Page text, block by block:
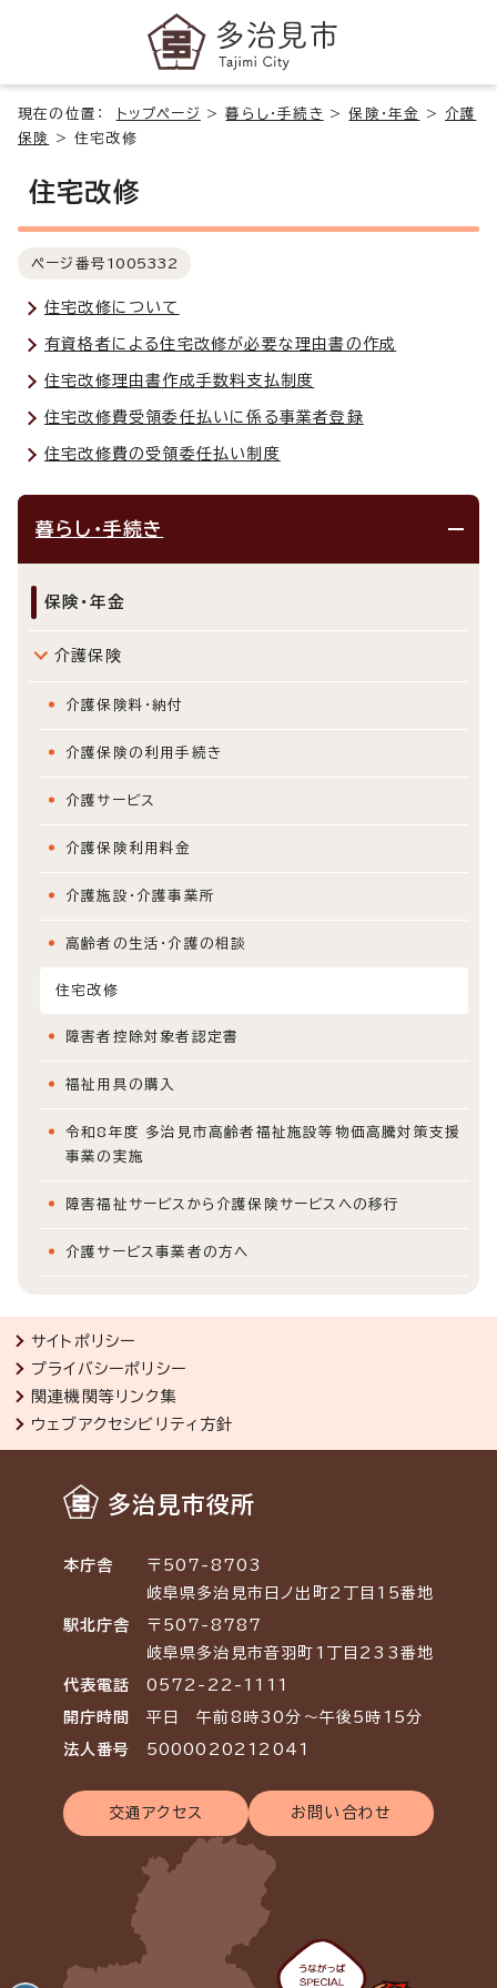
現在の位置： トップページ >暮らし・手続き >保険・年金 > 介護
保険
>住宅改修
住宅改修
ページ番号 1005332
住宅改修について
有資格者による住宅改修が必要な理由書の作成
住宅改修理由書作成手数料支払制度
住宅改修費受領委任払いに係る事業者登録
住宅改修費の受領委任払い制度
暮らし・手続き
保険・年金
介護保険
介護保険料・納付
介護保険の利用手続き
介護サービス
介護保険利用料金
介護施設・介護事業所
高齢者の生活・介護の相談
住宅改修
障害者控除対象者認定書
福祉用具の購入
令和8年度 多治見市高齢者福祉施設等物価高騰対策支援
事業の実施
障害福祉サービスから介護保険サービスへの移行
介護サービス事業者の方へ
サイトポリシー
プライバシーポリシー
関連機関等リンク集
ウェブアクセシビリティ方針
多治見市役所
本庁舎
〒507-8703
岐阜県多治見市日ノ出町2丁目15番地
駅北庁舎
〒507-8787
岐阜県多治見市音羽町1丁目233番地
代表電話 0572-22-1111
開庁時間 平日 午前8時30分～午後5時15分
法人番号 5000020212041
交通アクセス お問い合わせ